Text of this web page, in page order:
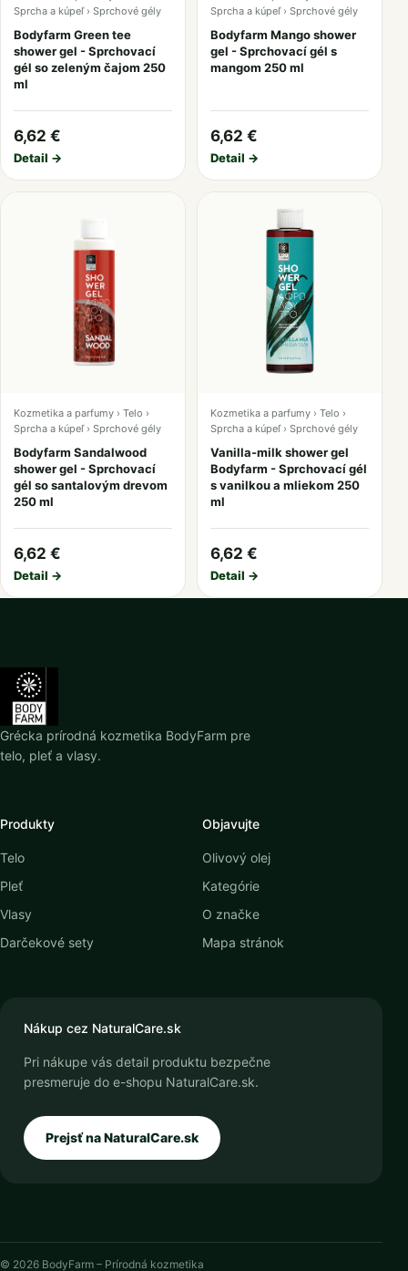
Sprcha a kúpeľ › Sprchové gély
Bodyfarm Green tee
shower gel - Sprchovací
gél so zeleným čajom 250
ml
6,62 €
Detail →
Sprcha a kúpeľ › Sprchové gély
Bodyfarm Mango shower
gel - Sprchovací gél s
mangom 250 ml
6,62 €
Detail →
Kozmetika a parfumy › Telo ›
Sprcha a kúpeľ › Sprchové gély
Bodyfarm Sandalwood
shower gel - Sprchovací
gél so santalovým drevom
250 ml
6,62 €
Detail →
Kozmetika a parfumy › Telo ›
Sprcha a kúpeľ › Sprchové gély
Vanilla-milk shower gel
Bodyfarm - Sprchovací gél
s vanilkou a mliekom 250
ml
6,62 €
Detail →
Grécka prírodná kozmetika BodyFarm pre
telo, pleť a vlasy.
Produkty
Telo
Pleť
Vlasy
Darčekové sety
Objavujte
Olivový olej
Kategórie
O značke
Mapa stránok
Nákup cez NaturalCare.sk
Pri nákupe vás detail produktu bezpečne
presmeruje do e-shopu NaturalCare.sk.
Prejsť na NaturalCare.sk
© 2026 BodyFarm – Prírodná kozmetika